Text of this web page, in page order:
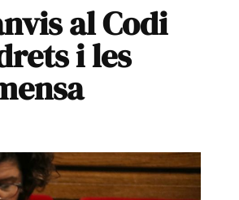
al Codi
i les